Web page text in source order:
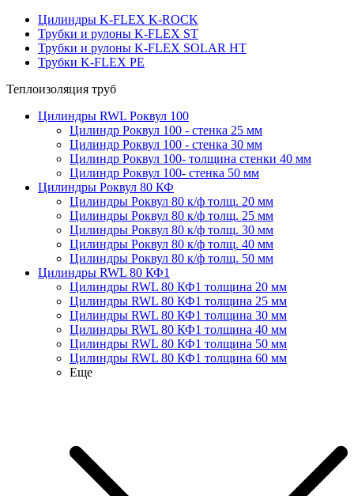
Цилиндры K-FLEX K-ROCK
Трубки и рулоны K-FLEX ST
Трубки и рулоны K-FLEX SOLAR HT
Трубки K-FLEX PE
Теплоизоляция труб
Цилиндры RWL Роквул 100
Цилиндр Роквул 100 - стенка 25 мм
Цилиндр Роквул 100 - стенка 30 мм
Цилиндр Роквул 100- толщина стенки 40 мм
Цилиндр Роквул 100- стенка 50 мм
Цилиндры Роквул 80 КФ
Цилиндры Роквул 80 к/ф толщ. 20 мм
Цилиндры Роквул 80 к/ф толщ. 25 мм
Цилиндры Роквул 80 к/ф толщ. 30 мм
Цилиндры Роквул 80 к/ф толщ. 40 мм
Цилиндры Роквул 80 к/ф толщ. 50 мм
Цилиндры RWL 80 КФ1
Цилиндры RWL 80 КФ1 толщина 20 мм
Цилиндры RWL 80 КФ1 толщина 25 мм
Цилиндры RWL 80 КФ1 толщина 30 мм
Цилиндры RWL 80 КФ1 толщина 40 мм
Цилиндры RWL 80 КФ1 толщина 50 мм
Цилиндры RWL 80 КФ1 толщина 60 мм
Еще